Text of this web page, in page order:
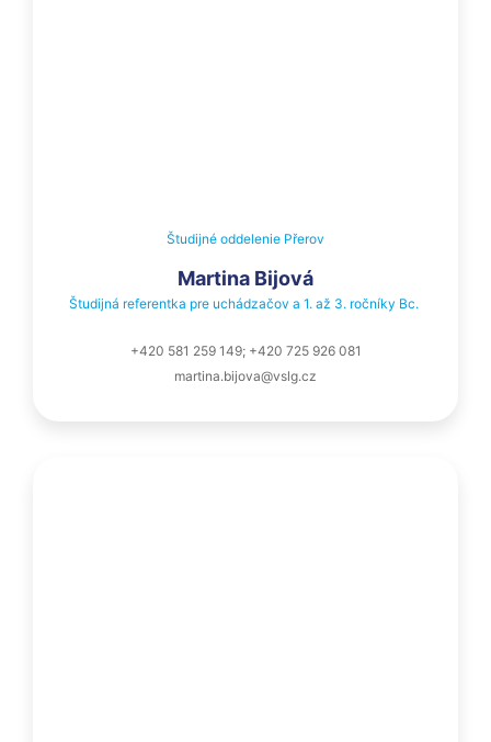
Študijné oddelenie Přerov
Martina Bijová
Študijná referentka pre uchádzačov a 1. až 3. ročníky Bc.
+420 581 259 149; +420 725 926 081
martina.bijova@vslg.cz